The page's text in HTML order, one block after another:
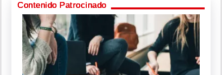
Contenido Patrocinado